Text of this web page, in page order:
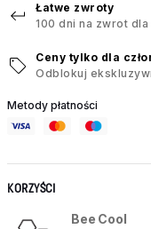
Łatwe zwroty
100 dni na zwrot dla
Ceny tylko dla
Odblokuj
Metody płatności
KORZYŚCI
Bee Cool